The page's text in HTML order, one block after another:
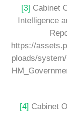
[3] Cabinet
Intelligence
https://
ploads/
[4] Cabinet